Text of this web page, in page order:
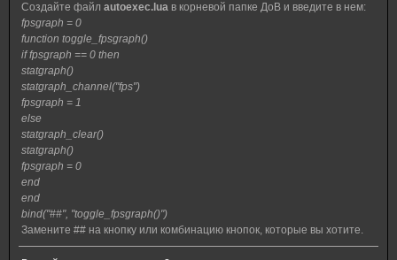
Создайте файл autoexec.lua в корневой папке ДоВ и введите в нем:
fpsgraph = 0
function toggle_fpsgraph()
if fpsgraph == 0 then
statgraph()
statgraph_channel("fps")
fpsgraph = 1
else
statgraph_clear()
statgraph()
fpsgraph = 0
end
end
bind("##", "toggle_fpsgraph()")
Замените ## на кнопку или комбинацию кнопок, которые вы хотите.